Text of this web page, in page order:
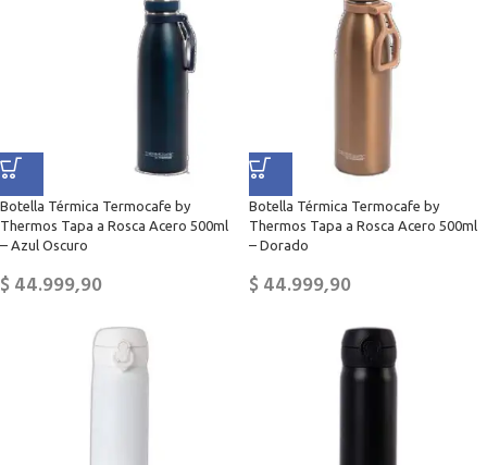
Botella Térmica Termocafe by
Thermos Tapa a Rosca Acero 500ml
– Azul Oscuro
$44.999,90
Botella Térmica Termocafe by
Thermos Tapa a Rosca Acero 500ml
– Dorado
$44.999,90